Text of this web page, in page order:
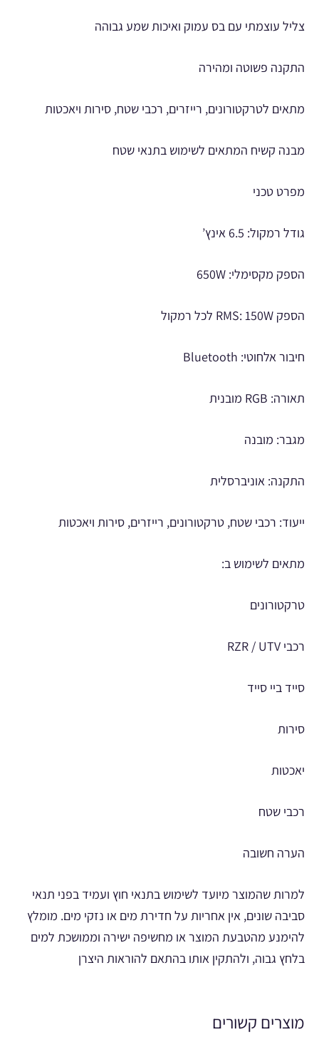
צליל עוצמתי עם בס עמוק ואיכות שמע גבוהה
התקנה פשוטה ומהירה
מתאים לטרקטורונים, רייזרים, רכבי שטח, סירות ויאכטות
מבנה קשיח המתאים לשימוש בתנאי שטח
מפרט טכני
גודל רמקול: 6.5 אינץ’
הספק מקסימלי: 650W
הספק RMS: 150W לכל רמקול
חיבור אלחוטי: Bluetooth
תאורה: RGB מובנית
מגבר: מובנה
התקנה: אוניברסלית
ייעוד: רכבי שטח, טרקטורונים, רייזרים, סירות ויאכטות
מתאים לשימוש ב:
טרקטורונים
רכבי RZR / UTV
סייד ביי סייד
סירות
יאכטות
רכבי שטח
הערה חשובה
למרות שהמוצר מיועד לשימוש בתנאי חוץ ועמיד בפני תנאי
סביבה שונים, אין אחריות על חדירת מים או נזקי מים. מומלץ
להימנע מהטבעת המוצר או מחשיפה ישירה וממושכת למים
בלחץ גבוה, ולהתקין אותו בהתאם להוראות היצרן
מוצרים קשורים